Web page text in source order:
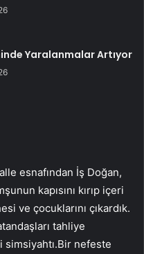
Yaralanmalar Artıyor
esnafından İş Doğan,
kapısını kırıp içeri
ve çocuklarını çıkardık.
tahliye
simsiyahtı.Bir nefeste